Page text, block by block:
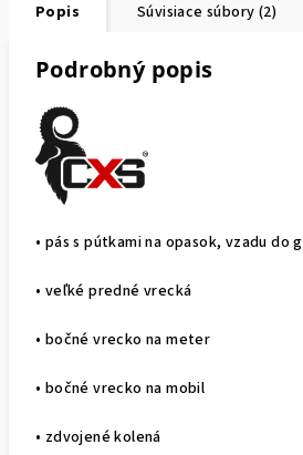
Popis Súvisiace súbory (2)
Podrobný popis
• pás s pútkami na opasok, vzadu do
• veľké predné vrecká
• bočné vrecko na meter
• bočné vrecko na mobil
• zdvojené kolená